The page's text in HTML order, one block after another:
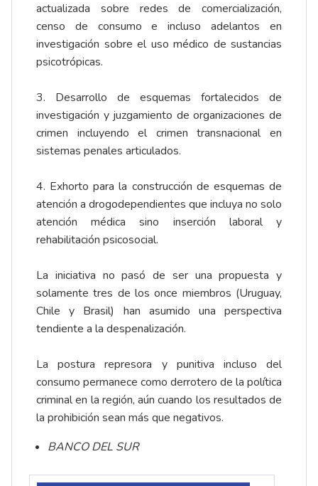
actualizada sobre redes de comercialización,
censo de consumo e incluso adelantos en
investigación sobre el uso médico de sustancias
psicotrópicas.
3. Desarrollo de esquemas fortalecidos de
investigación y juzgamiento de organizaciones de
crimen incluyendo el crimen transnacional en
sistemas penales articulados.
4. Exhorto para la construcción de esquemas de
atención a drogodependientes que incluya no solo
atención médica sino inserción laboral y
rehabilitación psicosocial.
La iniciativa no pasó de ser una propuesta y
solamente tres de los once miembros (Uruguay,
Chile y Brasil) han asumido una perspectiva
tendiente a la despenalización.
La postura represora y punitiva incluso del
consumo permanece como derrotero de la política
criminal en la región, aún cuando los resultados de
la prohibición sean más que negativos.
BANCO DEL SUR